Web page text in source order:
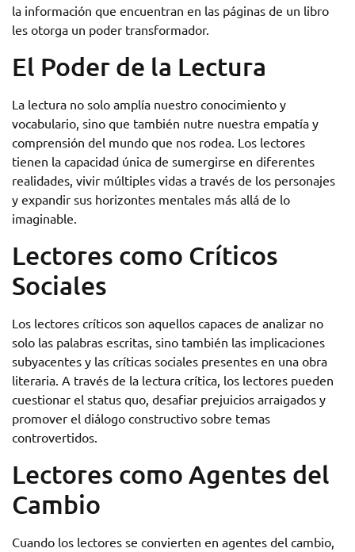
la información que encuentran en las páginas de un libro
les otorga un poder transformador.
El Poder de la Lectura
La lectura no solo amplía nuestro conocimiento y
vocabulario, sino que también nutre nuestra empatía y
comprensión del mundo que nos rodea. Los lectores
tienen la capacidad única de sumergirse en diferentes
realidades, vivir múltiples vidas a través de los personajes
y expandir sus horizontes mentales más allá de lo
imaginable.
Lectores como Críticos
Sociales
Los lectores críticos son aquellos capaces de analizar no
solo las palabras escritas, sino también las implicaciones
subyacentes y las críticas sociales presentes en una obra
literaria. A través de la lectura crítica, los lectores pueden
cuestionar el status quo, desafiar prejuicios arraigados y
promover el diálogo constructivo sobre temas
controvertidos.
Lectores como Agentes del
Cambio
Cuando los lectores se convierten en agentes del cambio,